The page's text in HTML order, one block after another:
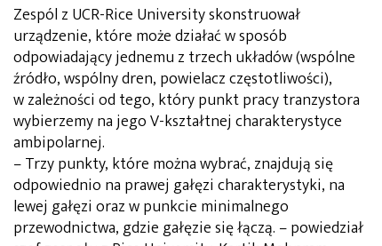
Zespól z UCR-Rice University skonstruował
urządzenie, które może działać w sposób
odpowiadający jednemu z trzech układów (wspólne
źródło, wspólny dren, powielacz częstotliwości),
w zależności od tego, który punkt pracy tranzystora
wybierzemy na jego V-kształtnej charakterystyce
ambipolarnej.
– Trzy punkty, które można wybrać, znajdują się
odpowiednio na prawej gałęzi charakterystyki, na
lewej gałęzi oraz w punkcie minimalnego
przewodnictwa, gdzie gałęzie się łączą. – powiedział